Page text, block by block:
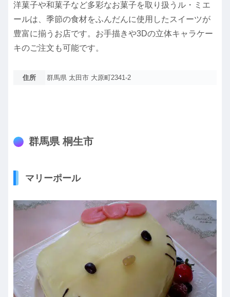
洋菓子や和菓子など多彩なお菓子を取り扱うル・ミエ
ールは、季節の食材をふんだんに使用したスイーツが
豊富に揃うお店です。お手描きや3Dの立体キャラケー
キのご注文も可能です。
住所 群馬県 太田市 大原町2341-2
群馬県 桐生市
マリーポール